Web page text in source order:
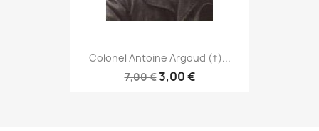
Colonel Antoine Argoud (†)...
7,00 €3,00 €